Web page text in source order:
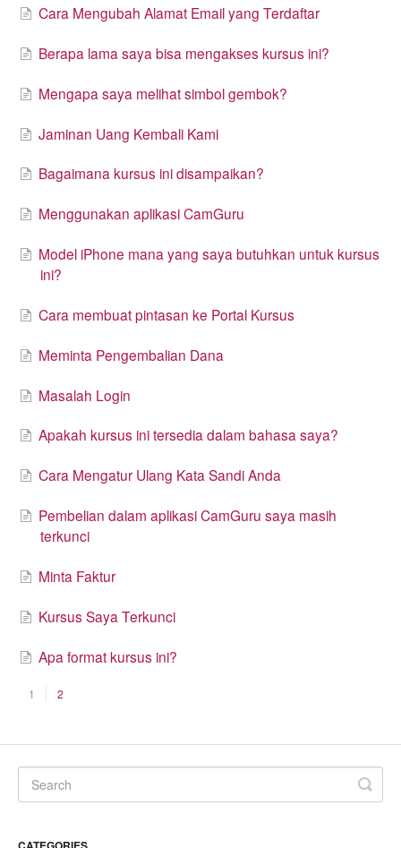
Cara Mengubah Alamat Email yang Terdaftar
Berapa lama saya bisa mengakses kursus ini?
Mengapa saya melihat simbol gembok?
Jaminan Uang Kembali Kami
Bagaimana kursus ini disampaikan?
Menggunakan aplikasi CamGuru
Model iPhone mana yang saya butuhkan untuk kursus
ini?
Cara membuat pintasan ke Portal Kursus
Meminta Pengembalian Dana
Masalah Login
Apakah kursus ini tersedia dalam bahasa saya?
Cara Mengatur Ulang Kata Sandi Anda
Pembelian dalam aplikasi CamGuru saya masih
terkunci
Minta Faktur
Kursus Saya Terkunci
Apa format kursus ini?
1 2